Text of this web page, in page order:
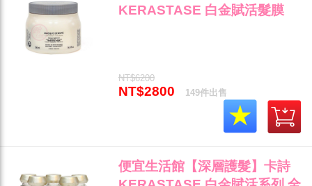
KERASTASE 白金賦活髮膜
NT$6200
NT$2800 149件出售
便宜生活館【深層護髮】卡詩